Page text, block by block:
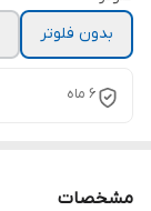
بدون فلوتر
۶ ماه
مشخصات